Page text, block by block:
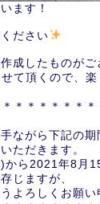
ます！
ださい
成したものがご
て頂くので、楽
＊＊＊＊＊＊＊
ながら下記の期
ただきます。
ら2021年8月
じますが、
よろしくお願い